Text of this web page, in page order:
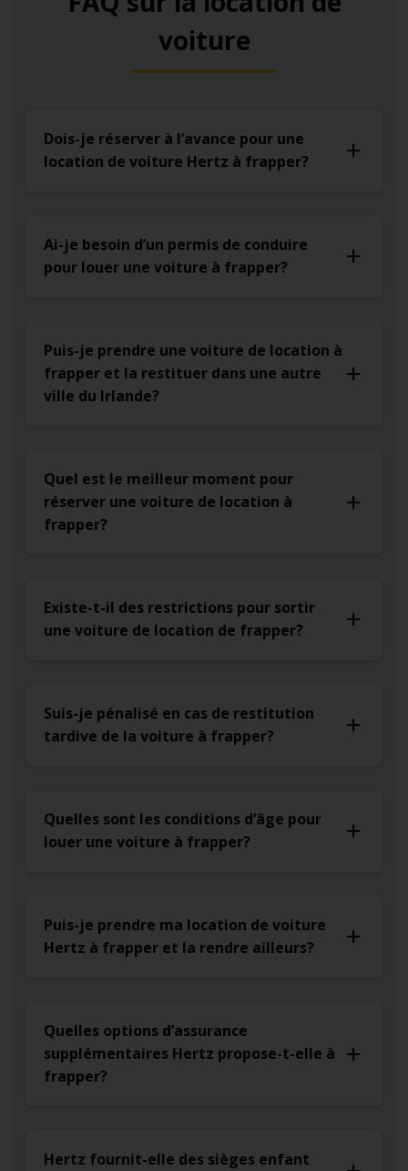
voiture
Dois-je réserver à l’avance pour une
location de voiture Hertz à frapper?
Ai-je besoin d’un permis de conduire
pour louer une voiture à frapper?
Puis-je prendre une voiture de location à
frapper et la restituer dans une autre
ville du Irlande?
Quel est le meilleur moment pour
réserver une voiture de location à
frapper?
Existe-t-il des restrictions pour sortir
une voiture de location de frapper?
Suis-je pénalisé en cas de restitution
tardive de la voiture à frapper?
Quelles sont les conditions d’âge pour
louer une voiture à frapper?
Puis-je prendre ma location de voiture
Hertz à frapper et la rendre ailleurs?
Quelles options d’assurance
supplémentaires Hertz propose-t-elle à
frapper?
Hertz fournit-elle des sièges enfant